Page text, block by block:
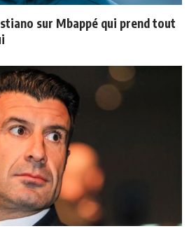
sur Mbappé qui prend tout